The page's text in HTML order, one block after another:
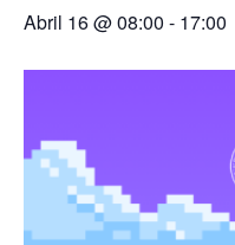
Abril 16 @ 08:00 - 17:00